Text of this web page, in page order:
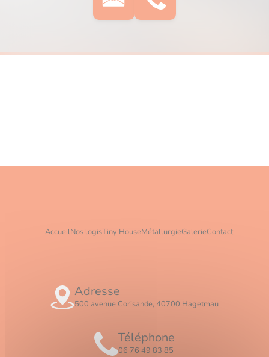
AccueilNos logisTiny HouseMétallurgieGalerieContact
Adresse
500 avenue Corisande, 40700 Hagetmau
Téléphone
06 76 49 83 85